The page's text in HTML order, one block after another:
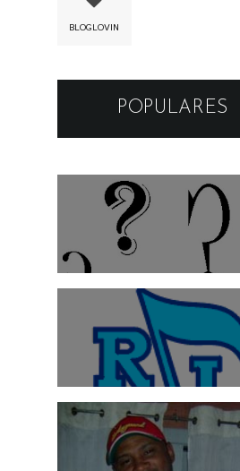
BLOGLOVIN
POPULARES
Os apelidos das
Radio Imprensa: "A
do Funk"
Márcio G